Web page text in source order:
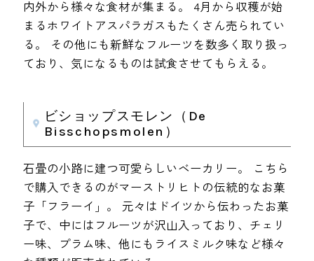
内外から様々な食材が集まる。 4月から収穫が始
まるホワイトアスパラガスもたくさん売られてい
る。 その他にも新鮮なフルーツを数多く取り扱っ
ており、気になるものは試食させてもらえる。
ビショップスモレン（De
Bisschopsmolen）
石畳の小路に建つ可愛らしいベーカリー。 こちら
で購入できるのがマーストリヒトの伝統的なお菓
子「フラーイ」。 元々はドイツから伝わったお菓
子で、中にはフルーツが沢山入っており、チェリ
ー味、プラム味、他にもライスミルク味など様々